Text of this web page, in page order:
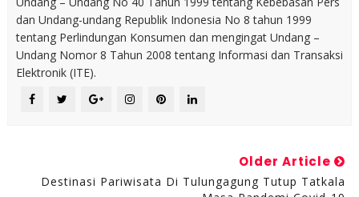
dan Undang-undang Republik Indonesia No 8 tahun 1999
tentang Perlindungan Konsumen dan mengingat Undang –
Undang Nomor 8 Tahun 2008 tentang Informasi dan Transaksi
Elektronik (ITE).
Older Article
Destinasi Pariwisata Di Tulungagung Tutup Tatkala